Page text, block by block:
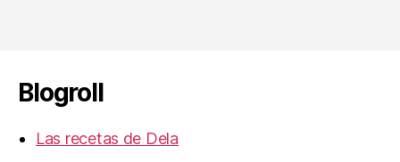
Blogroll
Las recetas de Dela